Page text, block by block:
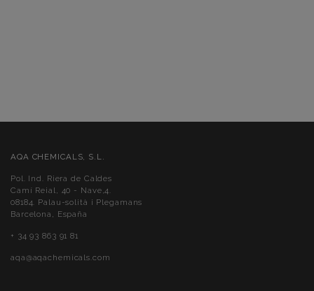
AQA CHEMICALS, S.L.
Pol. Ind. Riera de Caldes
Camí Reial, 40 - Nave,4.
08184. Palau-solità i Plegamans
Barcelona, España
+ 34 93 863 91 81
aqa@aqachemicals.com